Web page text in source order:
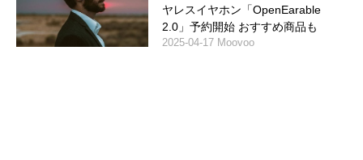
ヤレスイヤホン「OpenEarable
2.0」予約開始 おすすめ商品も
2025-04-17 Moovoo